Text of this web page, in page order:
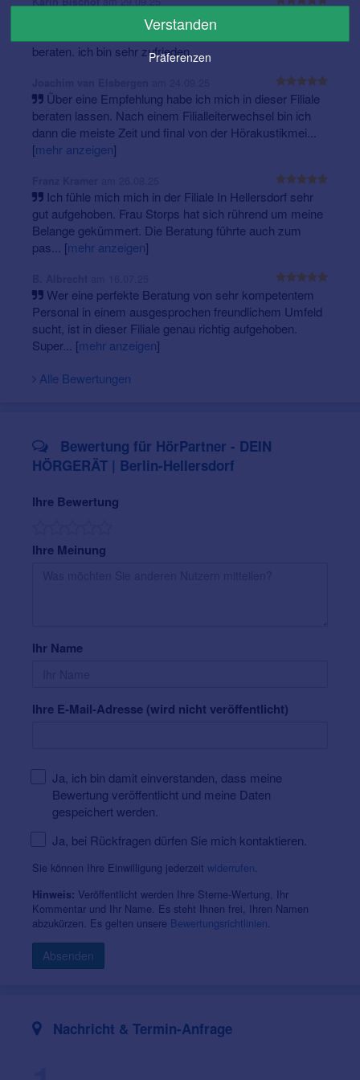
Frau Storp ist eine kompetente, freundliche Vertreterin
von HörPartner. Sie hat mich außerordentlich gut
beraten. ich bin sehr zufrieden.
Über eine Empfehlung habe ich mich in dieser Filiale
beraten lassen. Nach einem Filialleiterwechsel bin ich
dann die meiste Zeit und final von der Hörakustikmei...
[mehr anzeigen]
Ich fühle mich mich in der Filiale In Hellersdorf sehr
gut aufgehoben. Frau Storps hat sich rührend um meine
Belange gekümmert. Die Beratung führte auch zum
pas... [mehr anzeigen]
Wer eine perfekte Beratung von sehr kompetentem
Personal in einem ausgesprochen freundlichem Umfeld
sucht, ist in dieser Filiale genau richtig aufgehoben.
Super... [mehr anzeigen]
Alle Bewertungen
Bewertung für HörPartner - DEIN
HÖRGERÄT | Berlin-Hellersdorf
Ihre Bewertung
Ihre Meinung
Ihr Name
Ihre E-Mail-Adresse (wird nicht veröffentlicht)
Ja, ich bin damit einverstanden, dass meine
Bewertung veröffentlicht und meine Daten
gespeichert werden.
Ja, bei Rückfragen dürfen Sie mich kontaktieren.
Sie können Ihre Einwilligung jederzeit widerrufen.
Hinweis: Veröffentlicht werden Ihre Sterne-Wertung, Ihr
Kommentar und Ihr Name. Es steht Ihnen frei, Ihren Namen
abzukürzen. Es gelten unsere Bewertungsrichtlinien.
Absenden
Nachricht & Termin-Anfrage
Verstanden
Präferenzen